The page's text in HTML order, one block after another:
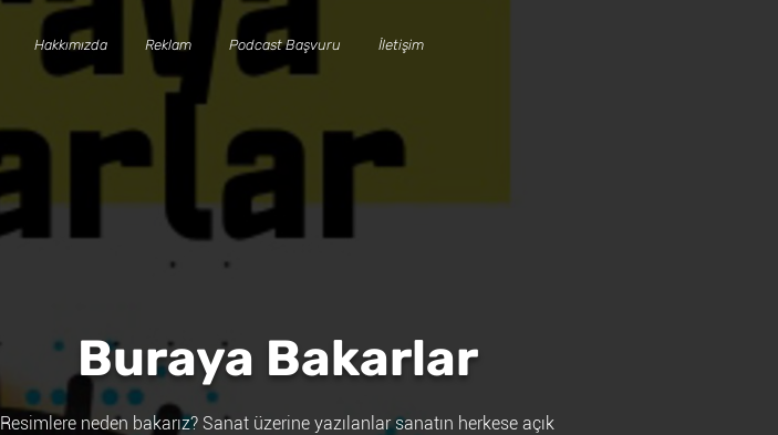
Buraya Bakarlar
​Resimlere neden bakarız? Sanat üzerine yazılanlar sanatın herkese açık
Hakkımızda Reklam Podcast Başvuru İletişim